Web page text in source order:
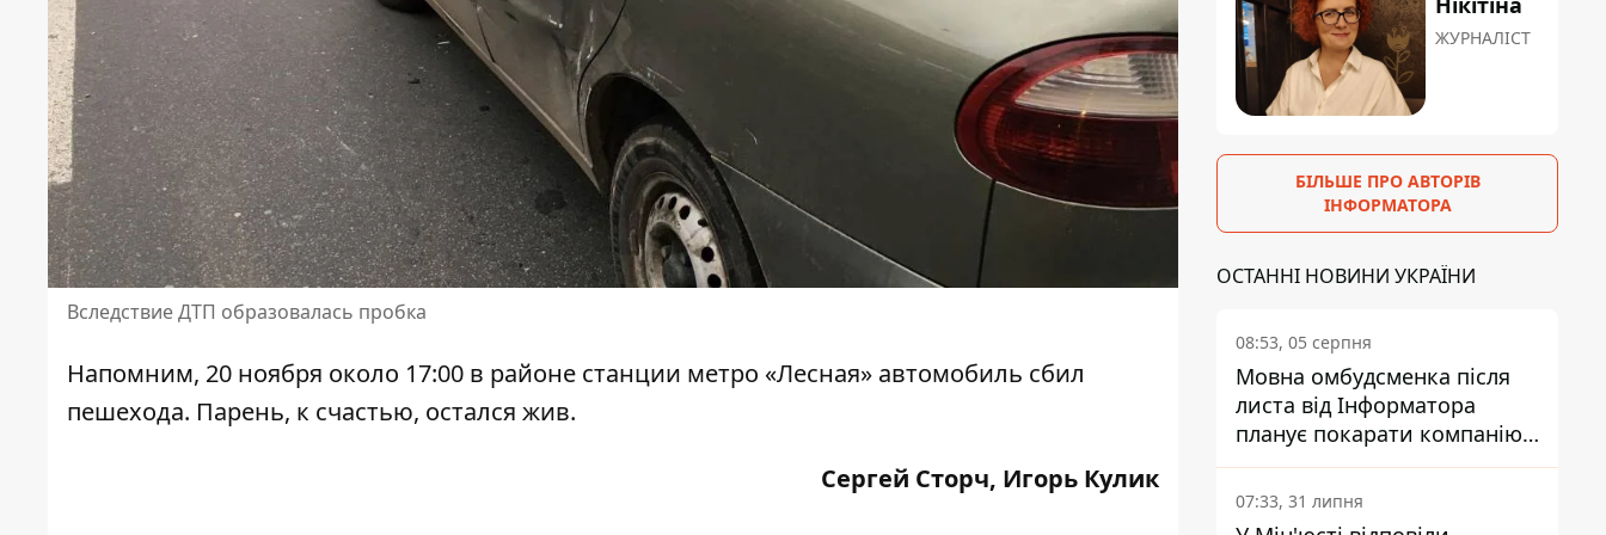
Вследствие ДТП образовалась пробка
Напомним, 20 ноября около 17:00 в районе станции метро «Лесная» автомобиль сбил
пешехода. Парень, к счастью, остался жив.
Сергей Сторч, Игорь Кулик
ЖУРНАЛІСТ
БІЛЬШЕ ПРО АВТОРІВ
ІНФОРМАТОРА
ОСТАННІ НОВИНИ УКРАЇНИ
08:53, 05 серпня
Мовна омбудсменка після
листа від Інформатора
планує покарати компанію-
підрядника ПриватБанку
07:33, 31 липня